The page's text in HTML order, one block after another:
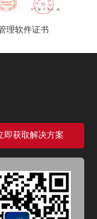
理软件证书
即获取解决方案